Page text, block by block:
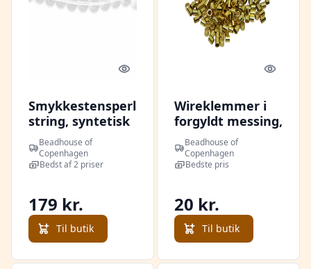
Quick look
Smykkestensperler,
string, syntetisk
krystal, rund, 37
cm/14 mm
Beadhouse of
Copenhagen
Bedst af 2 priser
179 kr.
Til butik
Quick
Wireklemmer i
forgyldt messing,
crims 1,5x1,0 mm
Beadhouse of
Copenhagen
Bedste pris
20 kr.
Til butik